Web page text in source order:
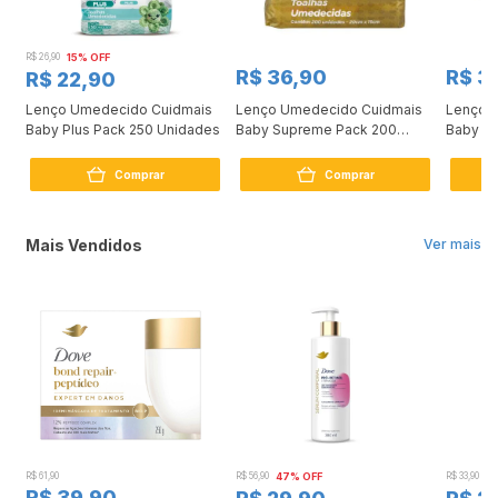
R$ 26,90 15% OFF
R$ 22,90
Lenço Umedecido Cuidmais
Baby Plus Pack 250 Unidades
Comprar
R$ 36,90
Lenço Umedecido Cuidmais
Baby Supreme Pack 200
Comprar
R$
Lenço
Baby
Ver mais
Mais Vendidos
R$ 61,90 R$ 56,90 47% OFF R$ 33,90